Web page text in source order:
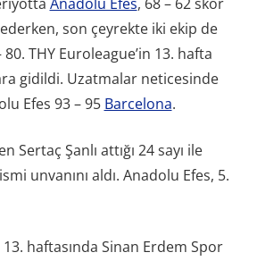
son çeyrekte iki ekip de
THY Euroleague’in 13. hafta
gidildi. Uzatmalar neticesinde
Efes 93 – 95 Barcelona.
Sertaç Şanlı attığı 24 sayı ile
unvanını aldı. Anadolu Efes, 5.
13. haftasında Sinan Erdem Spor